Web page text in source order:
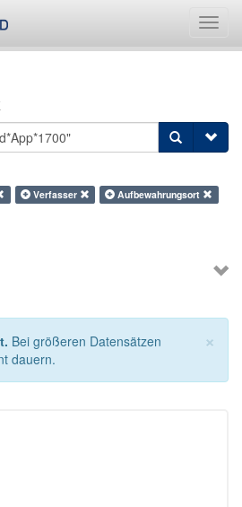
Verfasser Aufbewahrungsort
×
Bei größeren Datensätzen
dauern.